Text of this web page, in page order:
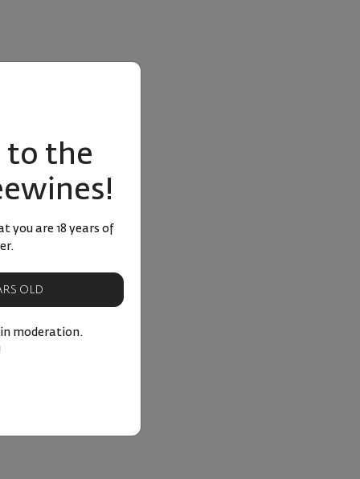
to the
you are 18 years of
OLD
moderation.